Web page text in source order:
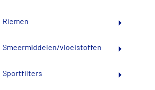
Riemen
Smeermiddelen/vloeistoffen
Sportfilters